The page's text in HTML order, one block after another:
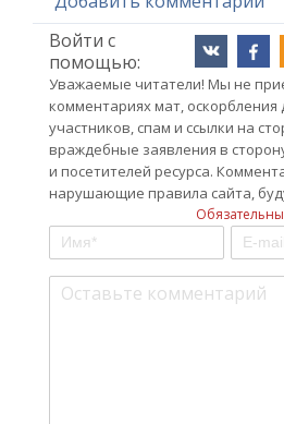
Войти с
помощью:
Уважаемые читатели! Мы не
комментариях мат, оскорбления
участников, спам и ссылки на
враждебные заявления в
и посетителей ресурса.
нарушающие правила сайта,